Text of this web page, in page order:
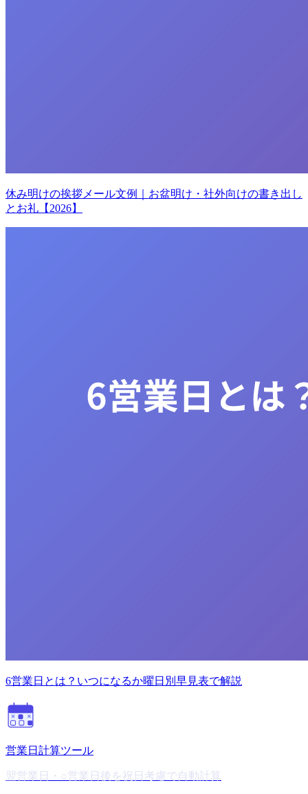
休み明けの挨拶メール文例｜お盆明け・社外向けの書き出し
とお礼【2026】
6営業日とは？いつになるか曜日別早見表で解説
営業日計算ツール
翌営業日・○営業日後を祝日考慮で自動計算